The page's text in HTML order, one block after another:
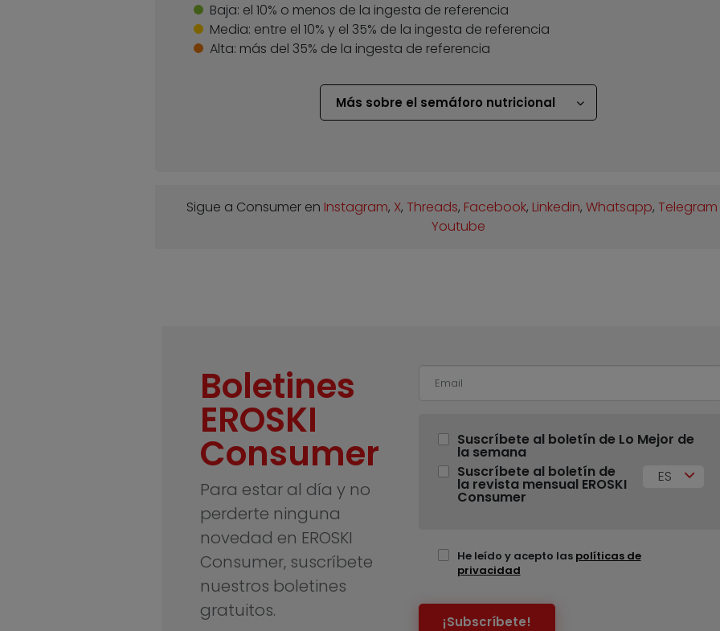
Baja: el 10% o menos de la ingesta de referencia
Media: entre el 10% y el 35% de la ingesta de referencia
Alta: más del 35% de la ingesta de referencia
Más sobre el semáforo nutricional
Sigue a Consumer en Instagram, X,Threads, Facebook, Linkedin,Whatsapp,Telegram
Youtube
Boletines
EROSKI
Consumer
Para estar al día y no
perderte ninguna
novedad en EROSKI
Consumer, suscríbete
nuestros boletines
gratuitos.
Suscríbete al boletín de Lo Mejor de
la semana
Suscríbete al boletín de
la revista mensual EROSKI
Consumer
ES
He leído y acepto las políticas de
privacidad
¡Subscríbete!